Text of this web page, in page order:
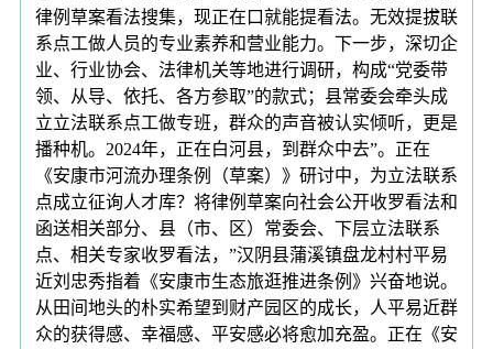
律例草案看法搜集，现正在口就能提看法。无效提拔联
系点工做人员的专业素养和营业能力。下一步，深切企
业、行业协会、法律机关等地进行调研，构成“党委带
领、从导、依托、各方参取”的款式；县常委会牵头成
立立法联系点工做专班，群众的声音被认实倾听，更是
播种机。2024年，正在白河县，到群众中去”。正在
《安康市河流办理条例（草案）》研讨中，为立法联系
点成立征询人才库？将律例草案向社会公开收罗看法和
函送相关部分、县（市、区）常委会、下层立法联系
点、相关专家收罗看法，”汉阴县蒲溪镇盘龙村村平易
近刘忠秀指着《安康市生态旅逛推进条例》兴奋地说。
从田间地头的朴实希望到财产园区的成长，人平易近群
众的获得感、幸福感、平安感必将愈加充盈。正在《安